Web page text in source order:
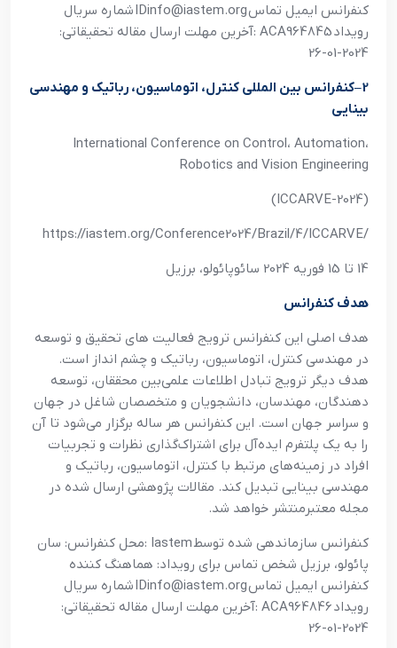
کنفرانس ايميل تماسIDinfo@iastem.orgشماره سريال
رويداد: ACA964845آخرين مهلت ارسال مقاله تحقيقاتي:
2024-01-26
2
–کنفرانس بين المللي کنترل، اتوماسيون، رباتيک و مهندسي
بينايي
International Conference on Control، Automation،
Robotics and Vision Engineering
(ICCARVE-2024)
https://iastem.org/Conference2024/Brazil/4/ICCARVE/
14 تا 15 فوريه 2024 سائوپائولو، برزيل
هدف کنفرانس
هدف اصلي اين کنفرانس ترويج فعاليت هاي تحقيق و توسعه
در مهندسي کنترل، اتوماسيون، رباتيک و چشم انداز است.
هدف ديگر ترويج تبادل اطلاعات علمي‌بين محققان، توسعه
دهندگان، مهندسان، دانشجويان و متخصصان شاغل در جهان
و سراسر جهان است. اين کنفرانس هر ساله برگزار مي‌شود تا آن
را به يک پلتفرم ايده‌آل براي اشتراک‌گذاري نظرات و تجربيات
افراد در زمينه‌هاي مرتبط با کنترل، اتوماسيون، رباتيک و
مهندسي بينايي تبديل کند. مقالات پژوهشي ارسال شده در
مجله معتبرمنتشر خواهد شد.
کنفرانس سازماندهي شده توسط: Iastemمحل کنفرانس: سان
پائولو، برزيل شخص تماس براي رويداد: هماهنگ کننده
کنفرانس ايميل تماسIDinfo@iastem.orgشماره سريال
رويداد: ACA964846آخرين مهلت ارسال مقاله تحقيقاتي:
2024-01-26